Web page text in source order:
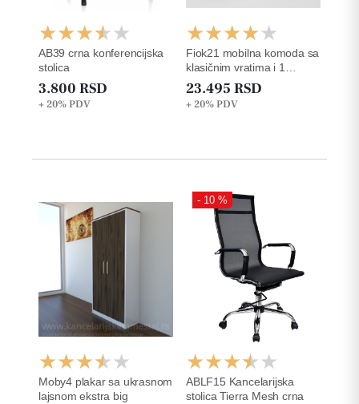
AB39 crna konferencijska
stolica
3.800 RSD
+ 20%PDV
Fiok21 mobilna komoda sa
klasičnim vratima i 1
fiokom
23.495 RSD
+ 20%PDV
Moby4 plakar sa ukrasnom
lajsnom ekstra big
ABLF15 Kancelarijska
stolica Tierra Mesh crna
- 10 %